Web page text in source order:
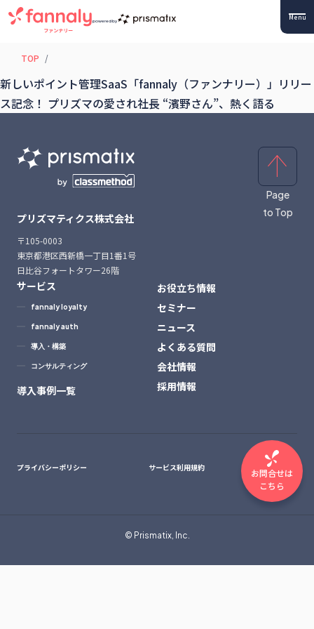
powered by Menu
TOP
新しいポイント管理SaaS「fannaly（ファンナリー）」リリー
ス記念！ プリズマの愛され社長 “濱野さん”、熱く語る
プリズマティクス株式会社
〒105-0003
東京都港区西新橋一丁目1番1号
日比谷フォートタワー26階
サービス
fannaly loyalty
fannaly auth
導入・構築
コンサルティング
導入事例一覧
お役立ち情報
セミナー
ニュース
よくある質問
会社情報
採用情報
プライバシーポリシー サービス利用規約
© Prismatix, Inc.
Page
to Top
お問合せは
こちら